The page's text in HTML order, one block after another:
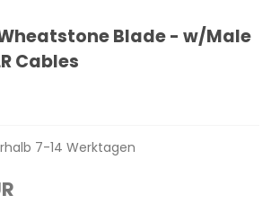
Blade - w/Male
Cables
7-14 Werktagen